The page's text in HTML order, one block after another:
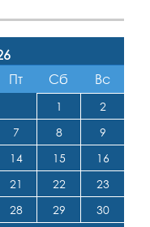
Пт Сб Вс
1
2
7 8
9
14 15
16
21 22
23
28 29
30